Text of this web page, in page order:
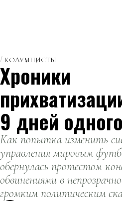
КОЛУМНИСТЫ
Хроники
9 дней
Как попытка изменить
управления мировым
обернулась протестом
обвинениями в
громким политическим